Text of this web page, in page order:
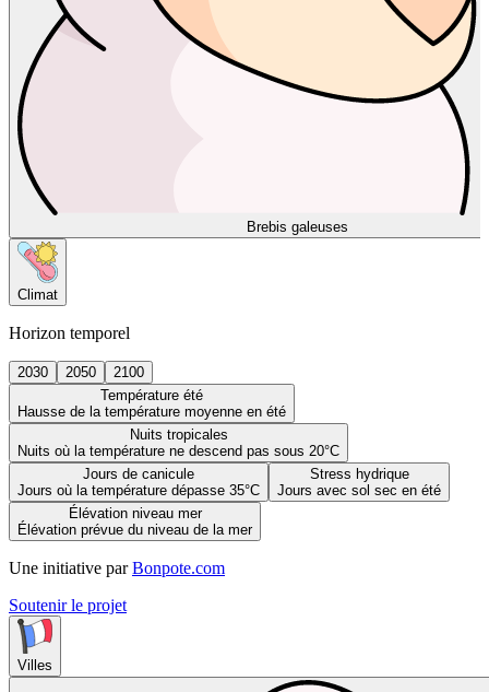
Brebis galeuses
Climat
Horizon temporel
2030 2050
2100
Température été
Hausse de la température moyenne en été
Nuits tropicales
Nuits où la température ne descend pas sous 20°C
Jours de canicule
Jours où la température dépasse 35°C
Stress hydrique
Jours avec sol sec en été
Élévation niveau mer
Élévation prévue du niveau de la mer
Une initiative par Bonpote.com
Soutenir le projet
Villes